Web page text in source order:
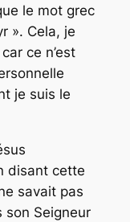
le mot grec
». Cela, je
ce n’est
je suis le
disant cette
savait pas
son Seigneur